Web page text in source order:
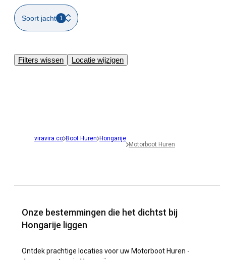
Soort jacht 1
Filters wissen Locatie wijzigen
viravira.co Boot Huren Hongarije
Motorboot Huren
Onze bestemmingen die het dichtst bij
Hongarije liggen
Ontdek prachtige locaties voor uw Motorboot Huren -